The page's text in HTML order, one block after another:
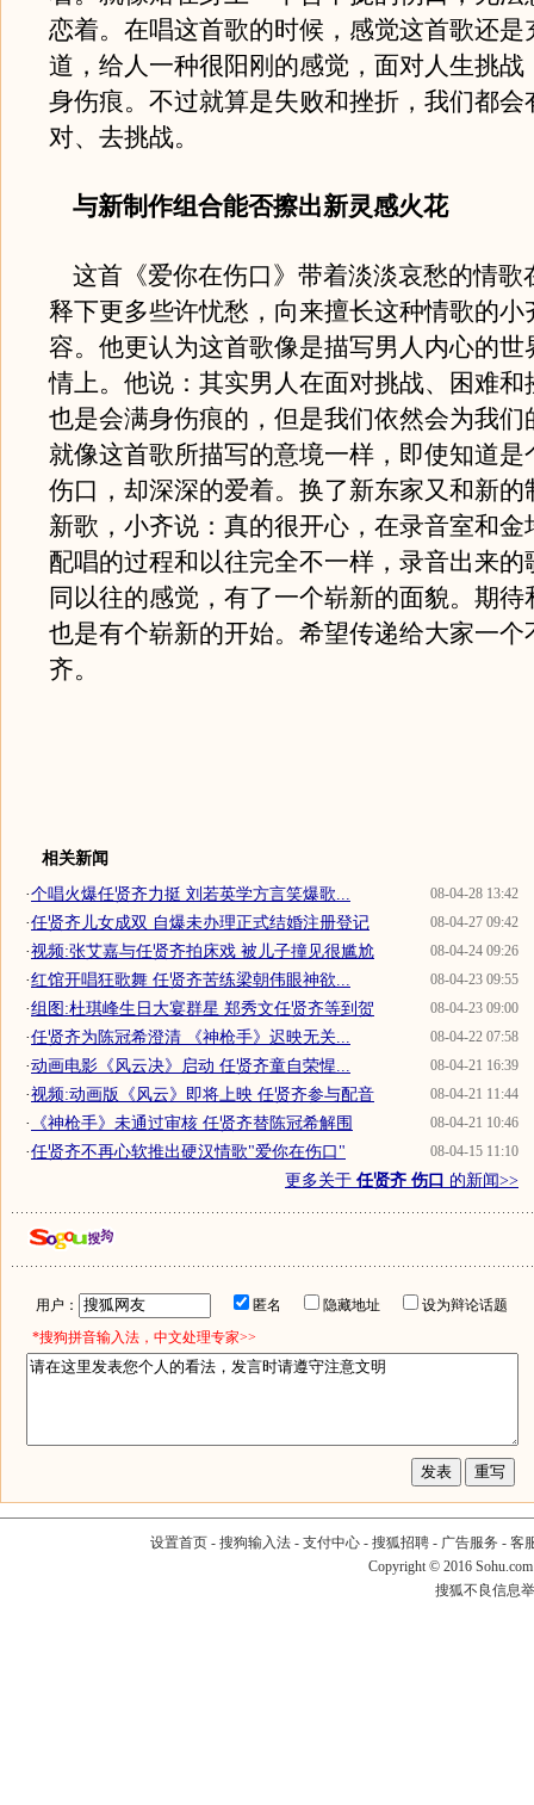
恋着。在唱这首歌的时候，感觉这首歌还是
道，给人一种很阳刚的感觉，面对人生挑战
身伤痕。不过就算是失败和挫折，我们都会
对、去挑战。
与新制作组合能否擦出新灵感火花
这首《爱你在伤口》带着淡淡哀愁的情歌
释下更多些许忧愁，向来擅长这种情歌的小
容。他更认为这首歌像是描写男人内心的世
情上。他说：其实男人在面对挑战、困难和
也是会满身伤痕的，但是我们依然会为我们
就像这首歌所描写的意境一样，即使知道是
伤口，却深深的爱着。换了新东家又和新的
新歌，小齐说：真的很开心，在录音室和金
配唱的过程和以往完全不一样，录音出来的
同以往的感觉，有了一个崭新的面貌。期待
也是有个崭新的开始。希望传递给大家一个
齐。
相关新闻
08-04-28 13:42
·个唱火爆任贤齐力挺 刘若英学方言笑爆歌...
08-04-27 09:42
·任贤齐儿女成双 自爆未办理正式结婚注册登记
08-04-24 09:26
·视频:张艾嘉与任贤齐拍床戏 被儿子撞见很尴尬
08-04-23 09:55
·红馆开唱狂歌舞 任贤齐苦练梁朝伟眼神欲...
08-04-23 09:00
·组图:杜琪峰生日大宴群星 郑秀文任贤齐等到贺
08-04-22 07:58
·任贤齐为陈冠希澄清 《神枪手》迟映无关...
08-04-21 16:39
·动画电影《风云决》启动 任贤齐童自荣惺...
08-04-21 11:44
·视频:动画版《风云》即将上映 任贤齐参与配音
08-04-21 10:46
· 《神枪手》未通过审核 任贤齐替陈冠希解围
08-04-15 11:10
·任贤齐不再心软推出硬汉情歌"爱你在伤口"
更多关于 任贤齐 伤口 的新闻>>
用户： 匿名 隐藏地址
设为辩论话题
*搜狗拼音输入法，中文处理专家>>
设置首页- 搜狗输入法- 支付中心- 搜狐招聘- 广告服务 - 客
Copyright © 2016
搜狐不良信息